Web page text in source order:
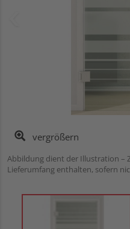
vergrößern
Abbildung dient der Illustration –
Lieferumfang enthalten, sofern